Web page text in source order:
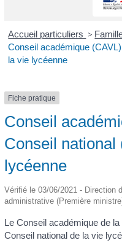
Accueil particuliers >
Conseil académique
la vie lycéenne
Fiche pratique
Conseil
Conseil
lycéenne
Vérifié le 03/06/2021 - Direction
administrative (Première
Le Conseil académique de
Conseil national de la vie